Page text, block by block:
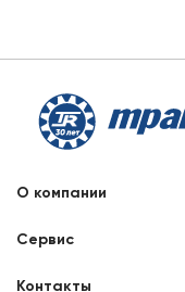
О компании
Сервис
Контакты